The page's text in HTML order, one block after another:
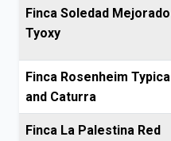
Finca Soledad Mejorado
Tyoxy
Finca Rosenheim Typica
and Caturra
Finca La Palestina Red